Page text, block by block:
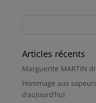
Articles récents
Marguerite MARTIN
Hommage aux
d’aujourd’hui